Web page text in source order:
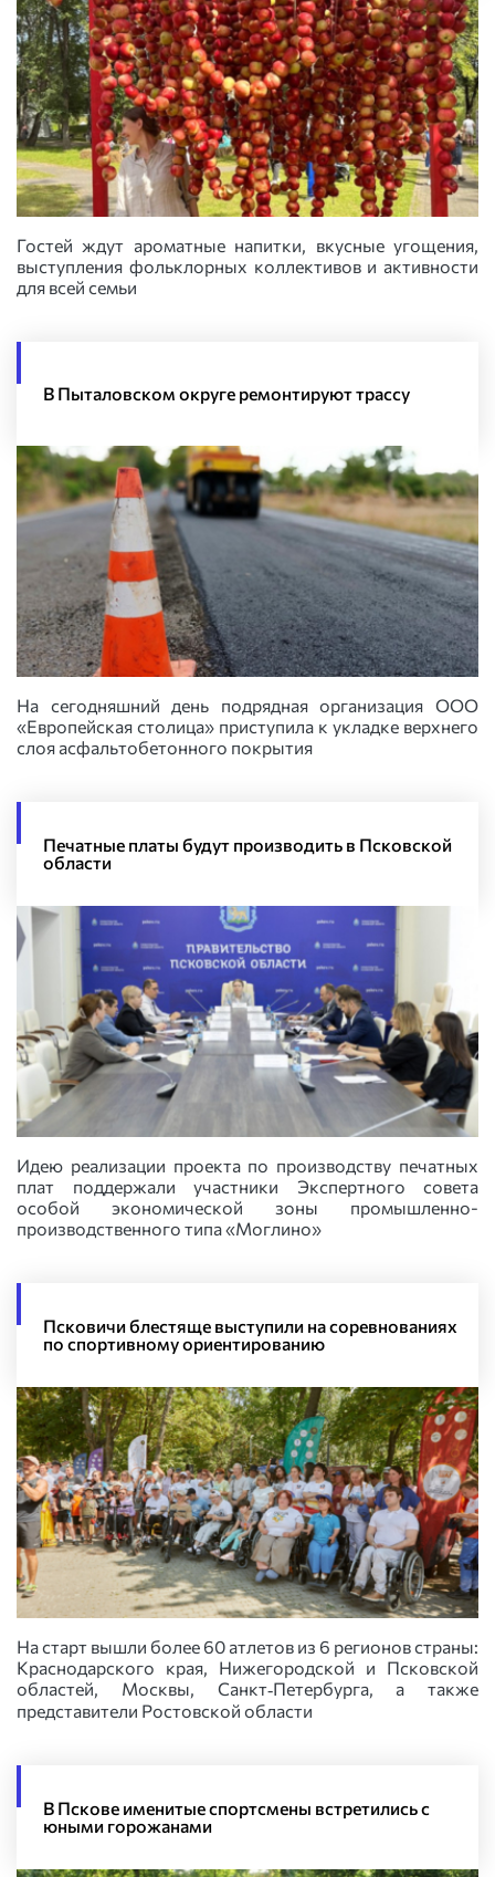
Гостей ждут ароматные напитки, вкусные угощения,
выступления фольклорных коллективов и активности
для всей семьи
В Пыталовском округе ремонтируют трассу
На сегодняшний день подрядная организация ООО
«Европейская столица» приступила к укладке верхнего
слоя асфальтобетонного покрытия
Печатные платы будут производить в Псковской
области
Идею реализации проекта по производству печатных
плат поддержали участники Экспертного совета
особой экономической зоны промышленно-
производственного типа «Моглино»
Псковичи блестяще выступили на соревнованиях
по спортивному ориентированию
На старт вышли более 60 атлетов из 6 регионов страны:
Краснодарского края, Нижегородской и Псковской
областей, Москвы, Санкт‑Петербурга, а также
представители Ростовской области
В Пскове именитые спортсмены встретились с
юными горожанами